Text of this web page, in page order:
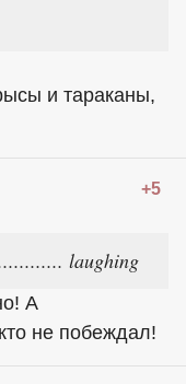
и тараканы,
+5
laughing
А
не побеждал!